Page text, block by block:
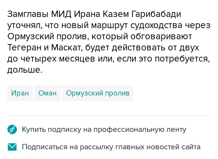
Замглавы МИД Ирана Казем Гарибабади
уточнял, что новый маршрут судоходства через
Ормузский пролив, который обговаривают
Тегеран и Маскат, будет действовать от двух
до четырех месяцев или, если это потребуется,
дольше.
Иран Оман Ормузский пролив
Купить подписку на профессиональную ленту
Подписаться на рассылку главных новостей сайта